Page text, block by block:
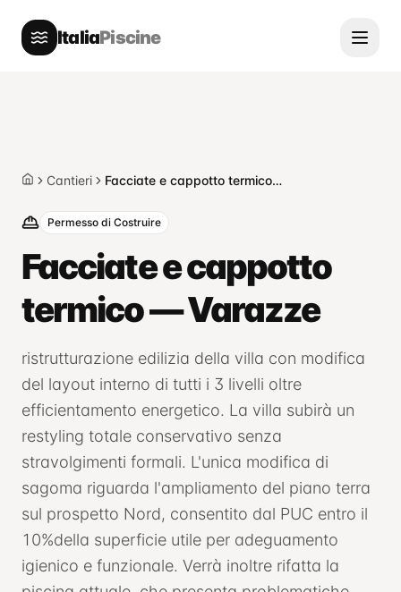
ItaliaPiscine
HomeCantieri Facciate e cappotto termico — Varazze
Permesso di Costruire
Facciate e cappotto
termico — Varazze
ristrutturazione edilizia della villa con modifica
del layout interno di tutti i 3 livelli oltre
efficientamento energetico. La villa subirà un
restyling totale conservativo senza
stravolgimenti formali. L'unica modifica di
sagoma riguarda l'ampliamento del piano terra
sul prospetto Nord, consentito dal PUC entro il
10%della superficie utile per adeguamento
igienico e funzionale. Verrà inoltre rifatta la